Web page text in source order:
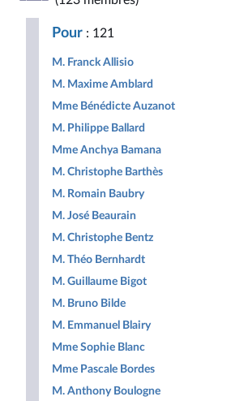
Républicaine
Pour : 121
M. Franck Allisio
M. Maxime Amblard
Mme Bénédicte Auzanot
M. Philippe Ballard
Mme Anchya Bamana
M. Christophe Barthès
M. Romain Baubry
M. José Beaurain
M. Christophe Bentz
M. Théo Bernhardt
M. Guillaume Bigot
M. Bruno Bilde
M. Emmanuel Blairy
Mme Sophie Blanc
Mme Pascale Bordes
M. Anthony Boulogne